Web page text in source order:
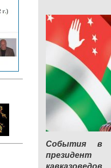
События в
президент